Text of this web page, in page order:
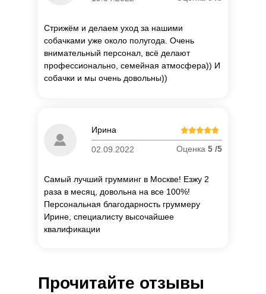
Стрижём и делаем уход за нашими
собачками уже около полугода. Очень
внимательный персонал, всё делают
профессионально, семейная атмосфера)) И
собачки и мы очень довольны))
Ирина
02.09.2022 Оценка 5 /5
Самый лучший грумминг в Москве! Езжу 2
раза в месяц, довольна на все 100%!
Персональная благодарность груммеру
Ирине, специалисту высочайшее
квалификации
Прочитайте отзывы